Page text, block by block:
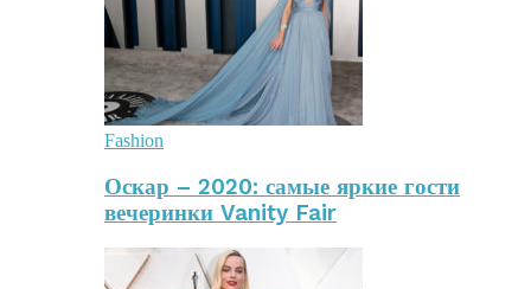
Fashion
Оскар – 2020: самые яркие гости
вечеринки Vanity Fair